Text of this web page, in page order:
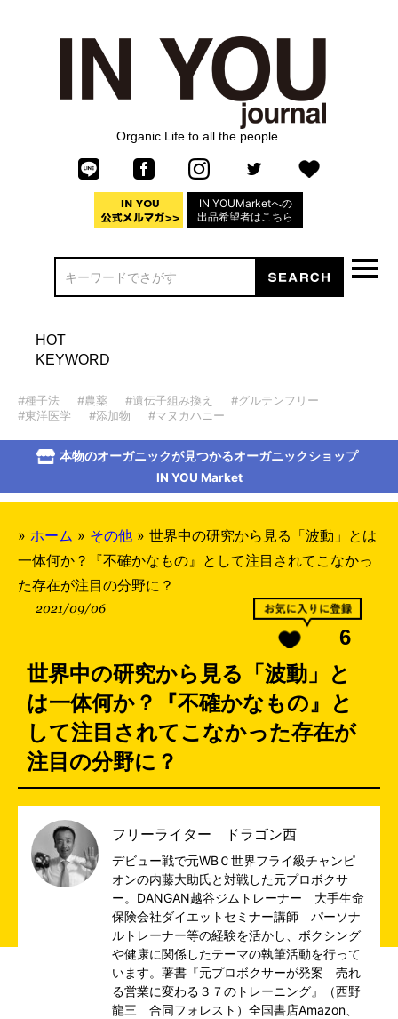
Organic Life to all the people.
IN YOUMarketへの
出品希望者はこちら
HOT
KEYWORD
#種子法 #農薬 #遺伝子組み換え
#グルテンフリー
#東洋医学
#添加物 #マヌカハニー
本物のオーガニックが見つかるオーガニックショップ
IN YOU Market
» ホーム » その他 » 世界中の研究から見る「波動」とは
一体何か？『不確かなもの』として注目されてこなかっ
た存在が注目の分野に？
2021/09/06
6
世界中の研究から見る「波動」と
は一体何か？『不確かなもの』と
して注目されてこなかった存在が
注目の分野に？
フリーライター ドラゴン西
デビュー戦で元WBＣ世界フライ級チャンピ
オンの内藤大助氏と対戦した元プロボクサ
ー。DANGAN越谷ジムトレーナー 大手生命
保険会社ダイエットセミナー講師 パーソナ
ルトレーナー等の経験を活かし、ボクシング
や健康に関係したテーマの執筆活動を行って
います。著書『元プロボクサーが発案 売れ
る営業に変わる３７のトレーニング』（西野
龍三 合同フォレスト）全国書店Amazon、